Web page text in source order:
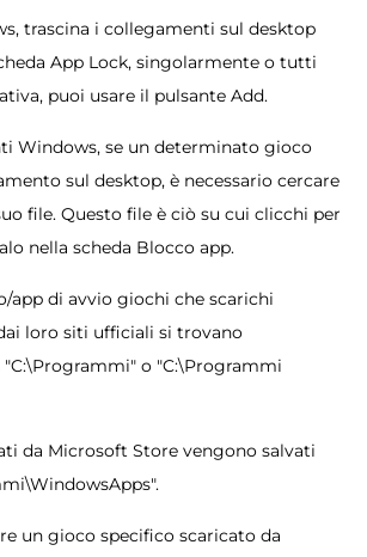
trascina i collegamenti sul desktop
App Lock, singolarmente o tutti
puoi usare il pulsante Add.
Windows, se un determinato gioco
sul desktop, è necessario cercare
file. Questo file è ciò su cui clicchi per
nella scheda Blocco app.
app di avvio giochi che scarichi
loro siti ufficiali si trovano
o "C:\Programmi
da Microsoft Store vengono salvati
un gioco specifico scaricato da